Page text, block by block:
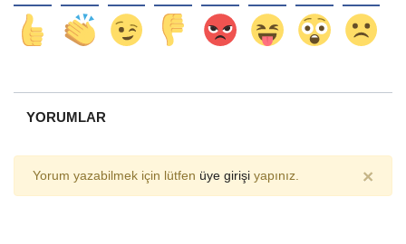
YORUMLAR
Yorum yazabilmek için lütfen üye girişi yapınız. ×